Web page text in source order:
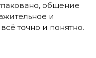
общение
и
точно и понятно.